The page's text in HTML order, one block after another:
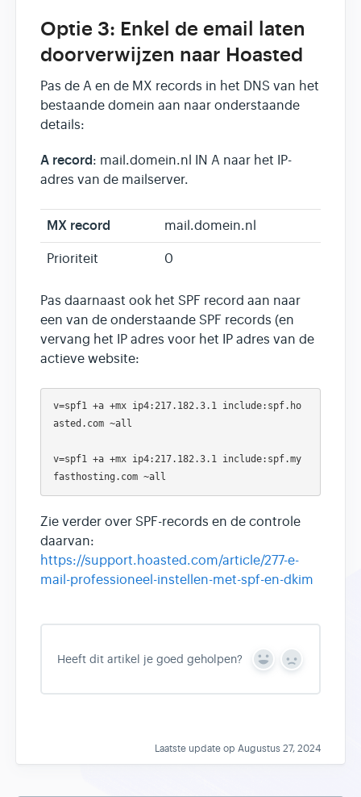
Optie 3: Enkel de email laten
doorverwijzen naar Hoasted
Pas de A en de MX records in het DNS van het
bestaande domein aan naar onderstaande
details:
A record: mail.domein.nl IN A naar het IP-
adres van de mailserver.
MX record mail.domein.nl
Prioriteit 0
Pas daarnaast ook het SPF record aan naar
een van de onderstaande SPF records (en
vervang het IP adres voor het IP adres van de
actieve website:
v=spf1 +a +mx ip4:217.182.3.1 include:spf.ho
asted.com ~all
v=spf1 +a +mx ip4:217.182.3.1 include:spf.my
Zie verder over SPF-records en de controle
daarvan:
https://support.hoasted.com/article/277-e-
mail-professioneel-instellen-met-spf-en-dkim
Heeft dit artikel je goed geholpen?
Y
s
N
Laatste update op Augustus 27, 2024